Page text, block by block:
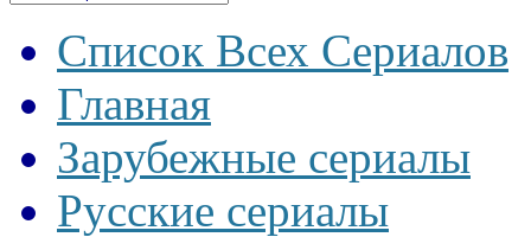
Список Всех Сериалов
Главная
Зарубежные сериалы
Русские сериалы